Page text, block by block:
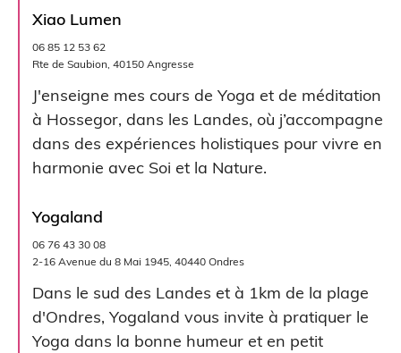
Xiao Lumen
06 85 12 53 62
Rte de Saubion, 40150 Angresse
J'enseigne mes cours de Yoga et de méditation
à Hossegor, dans les Landes, où j’accompagne
dans des expériences holistiques pour vivre en
harmonie avec Soi et la Nature.
Yogaland
06 76 43 30 08
2-16 Avenue du 8 Mai 1945, 40440 Ondres
Dans le sud des Landes et à 1km de la plage
d'Ondres, Yogaland vous invite à pratiquer le
Yoga dans la bonne humeur et en petit